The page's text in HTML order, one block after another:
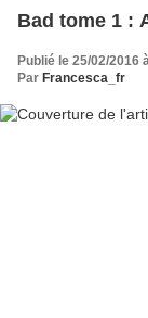
Bad tome 1 :
Publié le 25/02/2016
Par Francesca_fr